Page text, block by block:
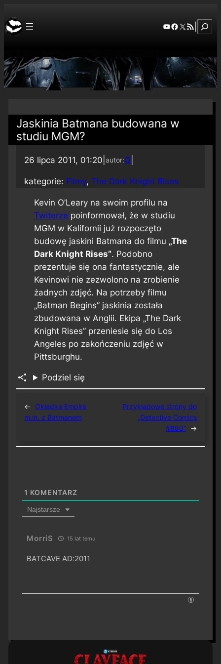
YouTube
Facebook
X RSS Feed
Jaskinia Batmana budowana w
studiu MGM?
26 lipca 2011, 01:20 autor:Q
kategorie: Filmy, The Dark Knight Rises
Kevin O’Leary na swoim profilu na
Twiterze poinformował, że w studiu
MGM w Kalifornii już rozpoczęto
budowę jaskini Batmana do filmu „The
Dark Knight Rises”. Podobno
prezentuje się ona fantastycznie, ale
Kevinowi nie zezwolono na zrobienie
żadnych zdjęć. Na potrzeby filmu
„Batman Begins” jaskinia została
zbudowana w Anglii. Ekipa „The Dark
Knight Rises” przeniesie się do Los
Angeles po zakończeniu zdjęć w
Pittsburghu.
Podziel się
← Okładka Empire
m.in. z Batmanem
Przykładowe strony do
„Detective Comics
#880” →
1 KOMENTARZ
Najstarsze
MorriS 15 lat temu
BATCAVE AD:2011